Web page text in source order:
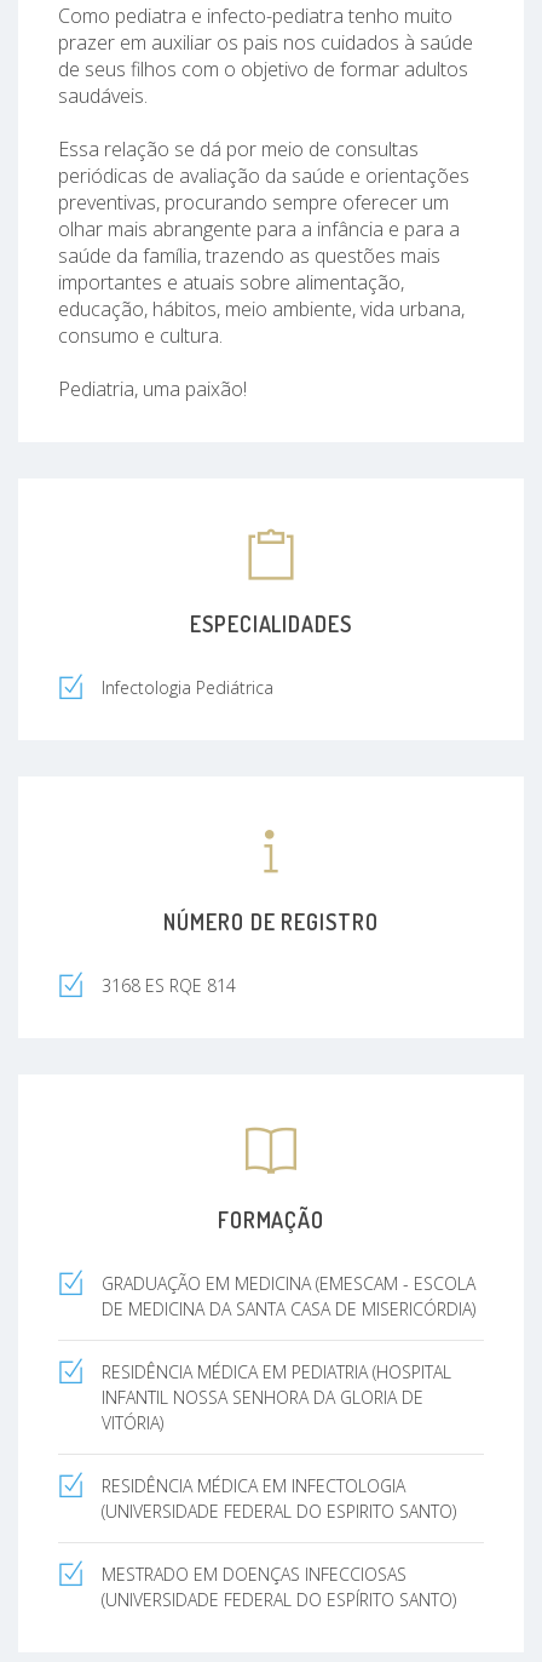
Como pediatra e infecto-pediatra tenho muito
prazer em auxiliar os pais nos cuidados à saúde
de seus filhos com o objetivo de formar adultos
saudáveis.
Essa relação se dá por meio de consultas
periódicas de avaliação da saúde e orientações
preventivas, procurando sempre oferecer um
olhar mais abrangente para a infância e para a
saúde da família, trazendo as questões mais
importantes e atuais sobre alimentação,
educação, hábitos, meio ambiente, vida urbana,
consumo e cultura.
Pediatria, uma paixão!
ESPECIALIDADES
Infectologia Pediátrica
NÚMERO DE REGISTRO
3168 ES RQE 814
FORMAÇÃO
GRADUAÇÃO EM MEDICINA (EMESCAM - ESCOLA
DE MEDICINA DA SANTA CASA DE MISERICÓRDIA)
RESIDÊNCIA MÉDICA EM PEDIATRIA (HOSPITAL
INFANTIL NOSSA SENHORA DA GLORIA DE
VITÓRIA)
RESIDÊNCIA MÉDICA EM INFECTOLOGIA
(UNIVERSIDADE FEDERAL DO ESPIRITO SANTO)
MESTRADO EM DOENÇAS INFECCIOSAS
(UNIVERSIDADE FEDERAL DO ESPÍRITO SANTO)